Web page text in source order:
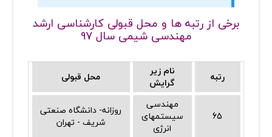
برخی از رتبه ها و محل قبولی کارشناسی ارشد
مهندسی شیمی سال 97
رتبه
نام زیر
گرایش
محل قبولی
65
مهندسی
سیستمهای
انرژی
روزانه- دانشگاه صنعتی
شریف - تهران